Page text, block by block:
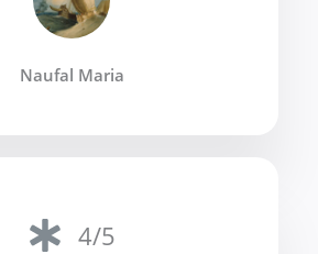
Naufal Maria
4/5